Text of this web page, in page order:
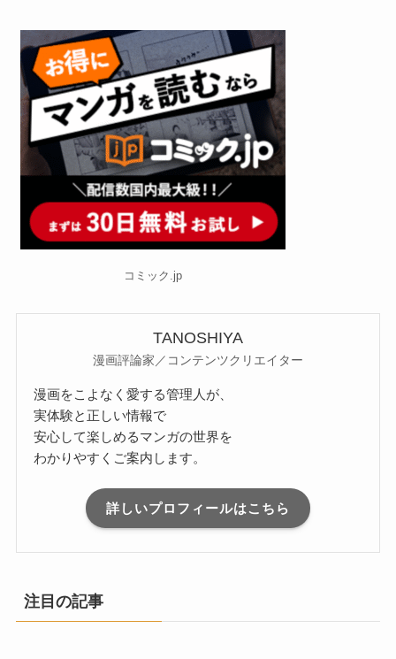
コミック.jp
TANOSHIYA
漫画評論家／コンテンツクリエイター
漫画をこよなく愛する管理人が、
実体験と正しい情報で
安心して楽しめるマンガの世界を
わかりやすくご案内します。
詳しいプロフィールはこちら
注目の記事